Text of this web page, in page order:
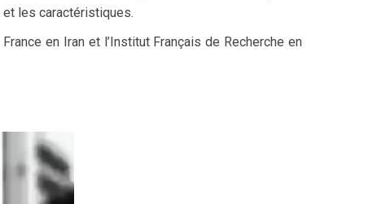
les caractéristiques.
en Iran et l’Institut Français de Recherche en